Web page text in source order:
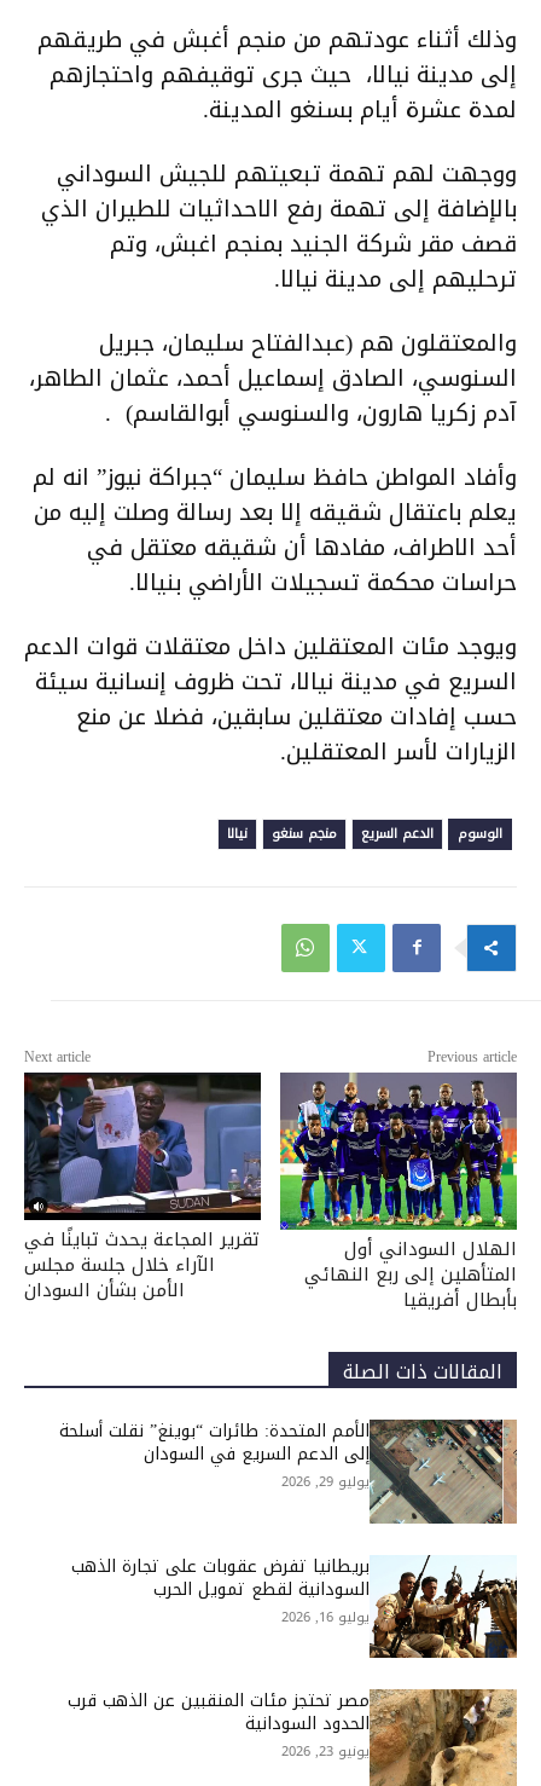
وذلك أثناء عودتهم من منجم أغبش في طريقهم
إلى مدينة نيالا، حيث جرى توقيفهم واحتجازهم
لمدة عشرة أيام بسنغو المدينة.
ووجهت لهم تهمة تبعيتهم للجيش السوداني
بالإضافة إلى تهمة رفع الاحداثيات للطيران الذي
قصف مقر شركة الجنيد بمنجم اغبش، وتم
ترحليهم إلى مدينة نيالا.
والمعتقلون هم (عبدالفتاح سليمان، جبريل
السنوسي، الصادق إسماعيل أحمد، عثمان الطاهر،
آدم زكريا هارون، والسنوسي أبوالقاسم) .
وأفاد المواطن حافظ سليمان “جبراكة نيوز” انه لم
يعلم باعتقال شقيقه إلا بعد رسالة وصلت إليه من
أحد الاطراف، مفادها أن شقيقه معتقل في
حراسات محكمة تسجيلات الأراضي بنيالا.
ويوجد مئات المعتقلين داخل معتقلات قوات الدعم
السريع في مدينة نيالا، تحت ظروف إنسانية سيئة
حسب إفادات معتقلين سابقين، فضلا عن منع
الزيارات لأسر المعتقلين.
الوسوم الدعم السريع منجم سنغو نيالا
Previous article
الهلال السوداني أول
المتأهلين إلى ربع النهائي
بأبطال أفريقيا
Next article
تقرير المجاعة يحدث تباينًا في
الآراء خلال جلسة مجلس
الأمن بشأن السودان
المقالات ذات الصلة
الأمم المتحدة: طائرات “بوينغ” نقلت أسلحة
إلى الدعم السريع في السودان
يوليو 29, 2026
بريطانيا تفرض عقوبات على تجارة الذهب
السودانية لقطع تمويل الحرب
يوليو 16, 2026
مصر تحتجز مئات المنقبين عن الذهب قرب
الحدود السودانية
يونيو 23, 2026